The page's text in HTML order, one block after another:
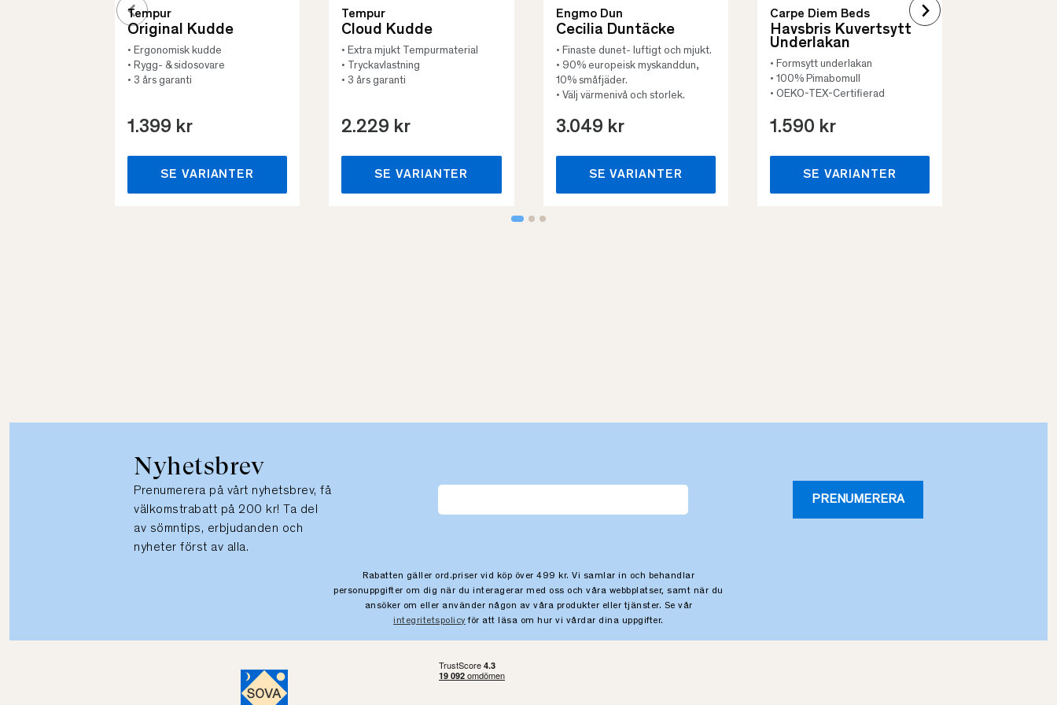
Tempur
Original Kudde
• Ergonomisk kudde
• Rygg- & sidosovare
• 3 års garanti
1.399 kr
SE VARIANTER
Tempur
Cloud Kudde
• Extra mjukt Tempurmaterial
• Tryckavlastning
• 3 års garanti
2.229 kr
SE VARIANTER
Engmo Dun
Cecilia Duntäcke
• Finaste dunet- luftigt och mjukt.
• 90% europeisk myskanddun,
10% småfjäder.
• Välj värmenivå och storlek.
3.049 kr
SE VARIANTER
Carpe Diem Beds
Havsbris Kuvertsytt
Underlakan
• Formsytt underlakan
• 100% Pimabomull
• OEKO-TEX-Certifierad
1.590 kr
SE VARIANTER
Nyhetsbrev
Prenumerera på vårt nyhetsbrev, få
välkomstrabatt på 200 kr! Ta del
av sömntips, erbjudanden och
nyheter först av alla.
PRENUMERERA
Rabatten gäller ord.priser vid köp över 499 kr. Vi samlar in och behandlar
personuppgifter om dig när du interagerar med oss och våra webbplatser, samt när du
ansöker om eller använder någon av våra produkter eller tjänster. Se vår
integritetspolicy för att läsa om hur vi vårdar dina uppgifter.